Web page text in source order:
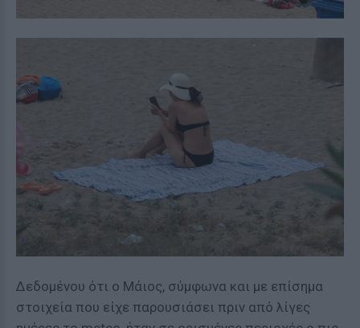
Δεδομένου ότι ο Μάιος, σύμφωνα και με επίσημα
στοιχεία που είχε παρουσιάσει πριν από λίγες